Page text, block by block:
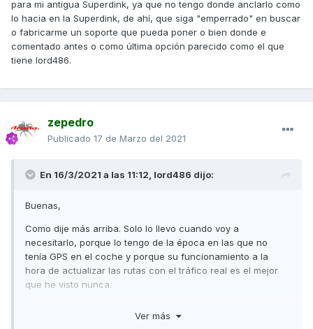
para mi antigua Superdink, ya que no tengo donde anclarlo como
lo hacia en la Superdink, de ahí, que siga "emperrado" en buscar
o fabricarme un soporte que pueda poner o bien donde e
comentado antes o como última opción parecido como el que
tiene lord486.
zepedro
Publicado 17 de Marzo del 2021
En 16/3/2021 a las 11:12, lord486 dijo:
Buenas,
Como dije más arriba. Solo lo llevo cuando voy a
necesitarlo, porque lo tengo de la época en las que no
tenía GPS en el coche y porque su funcionamiento a la
hora de actualizar las rutas con el tráfico real es el mejor
que he visto nunca.
es de pago y, si no tuviese ya el navegador no lo habría
Ver más